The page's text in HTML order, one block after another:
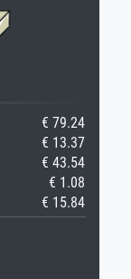
€ 79.24
€ 13.37
€ 43.54
€ 1.08
€ 15.84